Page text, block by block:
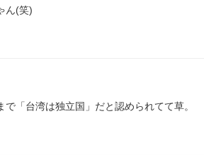
ん(笑)
で「台湾は独立国」だと認められてて草。